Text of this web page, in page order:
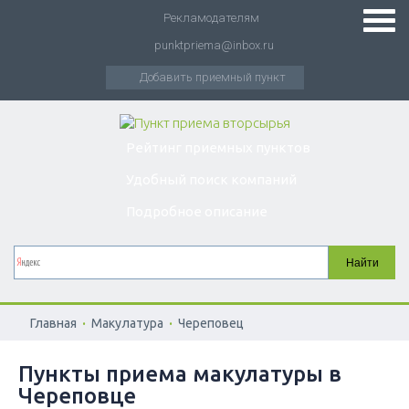
Рекламодателям
punktpriema@inbox.ru
Добавить приемный пункт
Главная . Макулатура . Череповец
Пункты приема макулатуры в
Череповце